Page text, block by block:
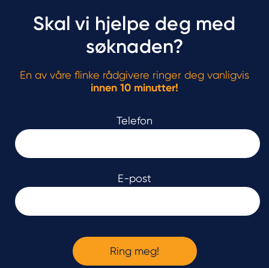
Skal vi hjelpe deg med
søknaden?
En av våre flinke rådgivere ringer deg vanligvis
innen 10 minutter!
Telefon
E-post